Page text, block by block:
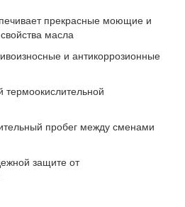
прекрасные моющие и
масла
и антикоррозионные
термоокислительной
пробег между сменами
защите от